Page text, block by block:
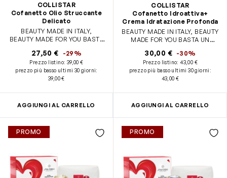
COLLISTAR
Cofanetto Olio Struccante
Delicato
BEAUTY MADE IN ITALY,
BEAUTY MADE FOR YOU BASTA
DETERSA E LUMINOSA grazie a:
• Olio Struccante Delicato 150ml
• Gel Scrub Delicato Viso 100ml
27,50 € -29%
Prezzo listino: 39,00 €
prezzo più basso ultimi 30 giorni:
39,00 €
AGGIUNGI AL CARRELLO
COLLISTAR
Cofanetto Idroattiva+
Crema Idratazione Profonda
BEAUTY MADE IN ITALY, BEAUTY
MADE FOR YOU BASTA UN
IDRATATA FINO A 100H grazie a:
• Idroattiva+ Crema Idratazione
Profonda 50ml • Idroattiva+
Hydro-gel Occhi Idratazione
30,00 € -30%
Prezzo listino:43,00 €
prezzo più basso ultimi 30 giorni :
43,00 €
AGGIUNGI AL CARRELLO
PROMO PROMO